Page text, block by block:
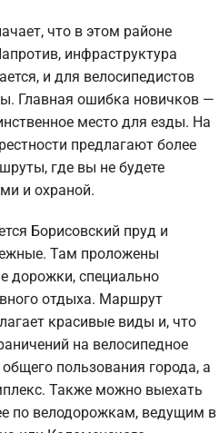
что в этом районе
инфраструктура
и для велосипедистов
Главная ошибка новичков —
место для езды. На
предлагают более
где вы не будете
и охраной.
Борисовский пруд и
Там проложены
дорожки, специально
отдыха. Маршрут
красивые виды и, что
на велосипедное
пользования города, а
Также можно выехать
по велодорожкам, ведущим в